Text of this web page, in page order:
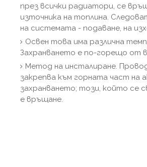
през всички радиатори, се
източника на топлина.
на системата - подаване, на
Освен това има различна
Захранването е по-горещо от
Метод на инсталиране.
закрепва към горната част на
захранването; този, който се
е връщане.